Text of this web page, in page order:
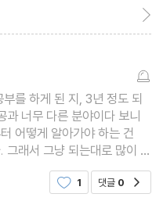
?를 하게 된 지, 3년 정도 되
과 너무 다른 분야이다 보니
어떻게 알아가야 하는 건
그래서 그냥 되는대로 많이 보
계속 익숙해지려고 노력했던
책은 첫
1 댓글 0